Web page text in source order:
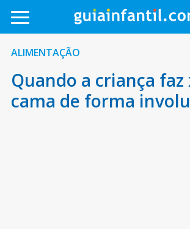
ALIMENTAÇÃO
Quando a criança faz
cama de forma